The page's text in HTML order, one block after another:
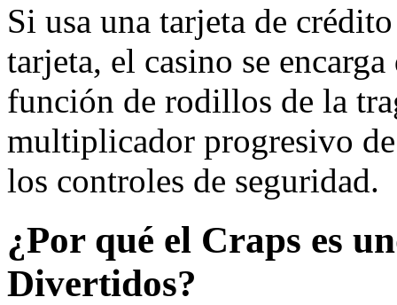
Si usa una tarjeta de
tarjeta, el casino se
función de rodillos de la
multiplicador progresivo
los controles de seguridad.
¿Por qué el Craps es
Divertidos?